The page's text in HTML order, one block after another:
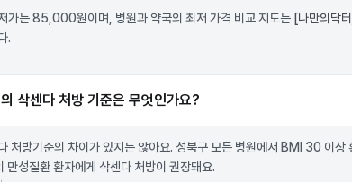
가는 85,000원이며, 병원과 약국의 최저 가격 비교 지도는 [나만의닥
.
삭센다 처방 기준은 무엇인가요?
처방기준의 차이가 있지는 않아요. 성북구 모든 병원에서 BMI 30 이상
성질환 환자에게 삭센다 처방이 권장돼요.